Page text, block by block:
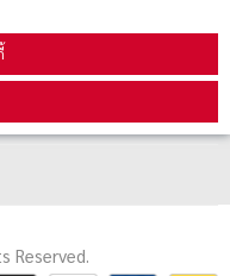
าร
Reserved.